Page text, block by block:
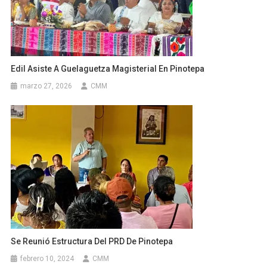
Edil Asiste A Guelaguetza Magisterial En Pinotepa
marzo 27, 2026 CMM
Se Reunió Estructura Del PRD De Pinotepa
febrero 10, 2024 CMM